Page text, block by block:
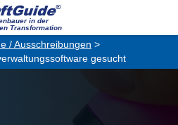
in der
Transformation
/ Ausschreibungen >
gesucht